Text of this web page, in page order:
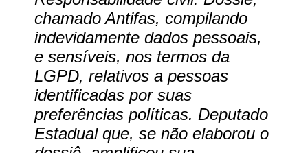
chamado Antifas, compilando
indevidamente dados pessoais,
e sensíveis, nos termos da
LGPD, relativos a pessoas
identificadas por suas
preferências políticas. Deputado
Estadual que, se não elaborou o